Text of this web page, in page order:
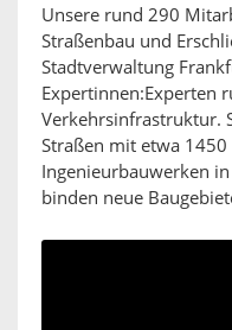
Unsere rund 290
Straßenbau und
Stadtverwaltung
Expertinnen:Experten
Verkehrsinfrastruktur.
Straßen mit etwa
Ingenieurbauwerken
binden neue